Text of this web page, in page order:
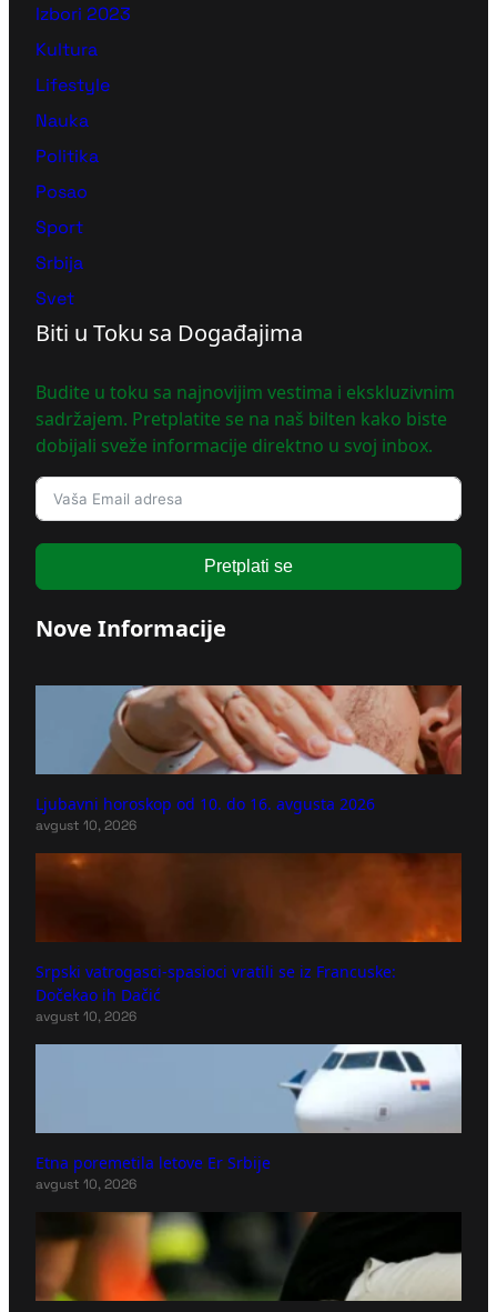
Izbori 2023
Kultura
Lifestyle
Nauka
Politika
Posao
Sport
Srbija
Svet
Biti u Toku sa Događajima
Budite u toku sa najnovijim vestima i ekskluzivnim
sadržajem. Pretplatite se na naš bilten kako biste
dobijali sveže informacije direktno u svoj inbox.
Pretplati se
Nove Informacije
Ljubavni horoskop od 10. do 16. avgusta 2026
avgust 10, 2026
Srpski vatrogasci-spasioci vratili se iz Francuske:
Dočekao ih Dačić
avgust 10, 2026
Etna poremetila letove Er Srbije
avgust 10, 2026